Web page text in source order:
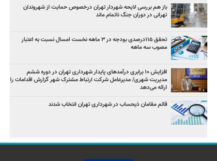
باز هم بررسی لایحه شهردار تهران درخصوص حمایت از شهروندان
تهرانی در دوران جنگ ناتمام ماند
تحقق ۱۱۵درصدی بودجه در ۳ ماهه نخست امسال نسبت به اعتبار
مصوب سه ماهه
افزایش ۱۰ برابری درآمدهای پایدار شهرداری تهران در دوره ششم
مدیریت شهری/ مدیرعامل شرکت ارتباط مشترک شهر گزارش اقدامات را
ارائه می‌دهد
قائم مقامان ذیحساب در شهرداری تهران انتخاب شدند